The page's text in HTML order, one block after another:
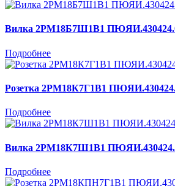
Вилка 2РМ18Б7Ш1В1
Подробнее
Розетка 2РМ18К7Г1В1
Подробнее
Вилка 2РМ18К7Ш1В1
Подробнее